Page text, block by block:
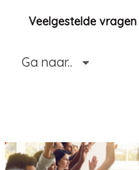
Veelgestelde vragen
Home
Hulp en
Ga naar..